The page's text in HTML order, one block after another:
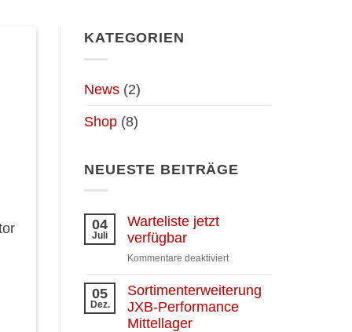
KATEGORIEN
News (2)
Shop (8)
NEUESTE BEITRÄGE
04
Juli
Warteliste jetzt
verfügbar
Kommentare deaktiviertfür
jetzt
verfügbar
05
Dez.
Sortimenterweiterung
JXB-Performance
Mittellager